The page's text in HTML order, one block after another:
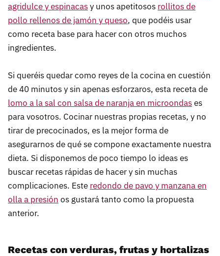
agridulce y espinacasy unos apetitosos rollitos de
pollo rellenos de jamón y queso, que podéis usar
como receta base para hacer con otros muchos
ingredientes.
Si queréis quedar como reyes de la cocina en cuestión
de 40 minutos y sin apenas esforzaros, esta receta de
lomo a la sal con salsa de naranja en microondases
para vosotros. Cocinar nuestras propias recetas, y no
tirar de precocinados, es la mejor forma de
asegurarnos de qué se compone exactamente nuestra
dieta. Si disponemos de poco tiempo lo ideas es
buscar recetas rápidas de hacer y sin muchas
complicaciones. Este redondo de pavo y manzana en
olla a presión os gustará tanto como la propuesta
anterior.
Recetas con verduras, frutas y hortalizas